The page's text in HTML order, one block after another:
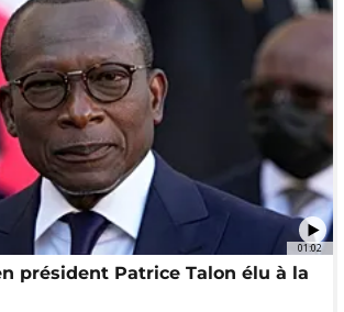
01:02
président Patrice Talon élu à la